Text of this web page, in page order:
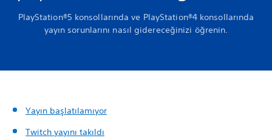
PlayStation®5 konsollarında ve PlayStation®4 konsollarında
yayın sorunlarını nasıl gidereceğinizi öğrenin.
Yayın başlatılamıyor
Twitch yayını takıldı